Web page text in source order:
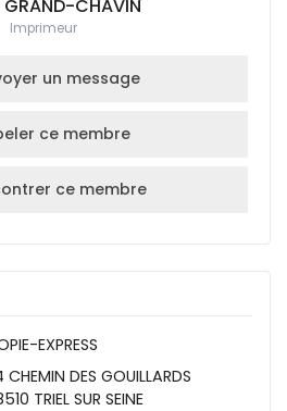
CHAVIN
Imprimeur
un message
ce membre
ce membre
EXPRESS
CHEMIN DES GOUILLARDS
TRIEL SUR SEINE